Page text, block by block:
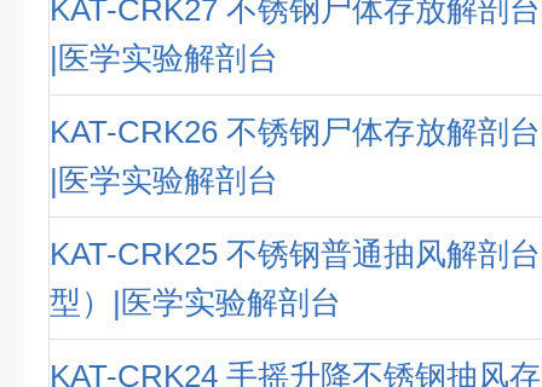
KAT-CRK27 不锈钢尸体存放解剖
|医学实验解剖台
KAT-CRK26 不锈钢尸体存放解剖
|医学实验解剖台
KAT-CRK25 不锈钢普通抽风解剖
型）|医学实验解剖台
KAT-CRK24 手摇升降不锈钢抽风